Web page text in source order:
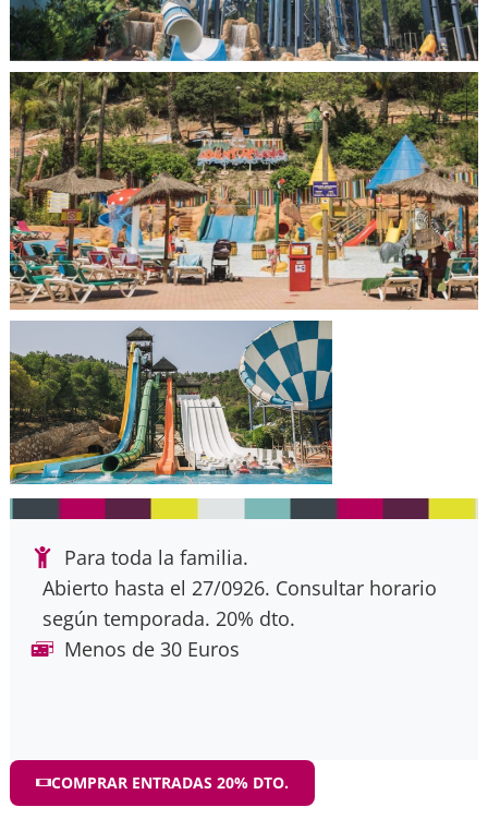
Para toda la familia.
Abierto hasta el 27/0926. Consultar horario
según temporada. 20% dto.
Menos de 30 Euros
COMPRAR ENTRADAS 20% DTO.